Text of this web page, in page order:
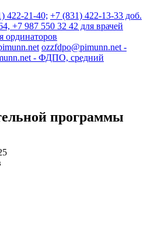
422-21-40; +7 (831) 422-13-33 доб.
+7 987 550 32 42 для врачей
ординаторов
ozzfdpo@pimunn.net -
- ФДПО, средний
программы